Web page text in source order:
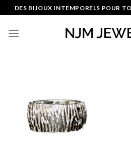
to
content
DES BIJOUX INTEMPORELS POUR